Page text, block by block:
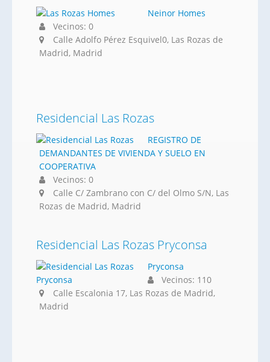
Neinor Homes
Vecinos: 0
Calle Adolfo Pérez Esquivel0, Las Rozas de
Madrid, Madrid
Residencial Las Rozas
REGISTRO DE
DEMANDANTES DE VIVIENDA Y SUELO EN
COOPERATIVA
Vecinos: 0
Calle C/ Zambrano con C/ del Olmo S/N, Las
Rozas de Madrid, Madrid
Residencial Las Rozas Pryconsa
Pryconsa
Vecinos: 110
Calle Escalonia 17, Las Rozas de Madrid,
Madrid